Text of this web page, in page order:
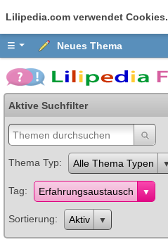
Lilipedia.com verwendet Cookies.
≡ Neues Thema
Aktive Suchfilter
Thema Typ Alle Thema Typen
Tag Erfahrungsaustausch
Sortierung Aktiv